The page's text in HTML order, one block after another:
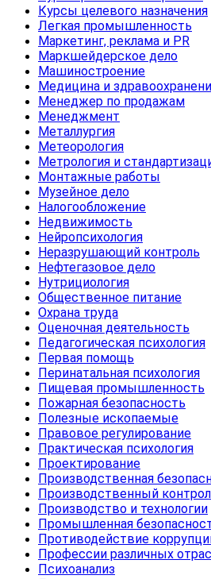
Курсы целевого назначения
Легкая промышленность
Маркетинг, реклама и PR
Маркшейдерское дело
Машиностроение
Медицина и
Менеджер по продажам
Менеджмент
Металлургия
Метеорология
Метрология и
Монтажные работы
Музейное дело
Налогообложение
Недвижимость
Нейропсихология
Неразрушающий контроль
Нефтегазовое дело
Нутрициология
Общественное питание
Охрана труда
Оценочная деятельность
Педагогическая психология
Первая помощь
Перинатальная психология
Пищевая промышленность
Пожарная безопасность
Полезные ископаемые
Правовое регулирование
Практическая психология
Проектирование
Производственная
Производственный
Производство и технологии
Промышленная
Противодействие
Профессии различных
Психоанализ